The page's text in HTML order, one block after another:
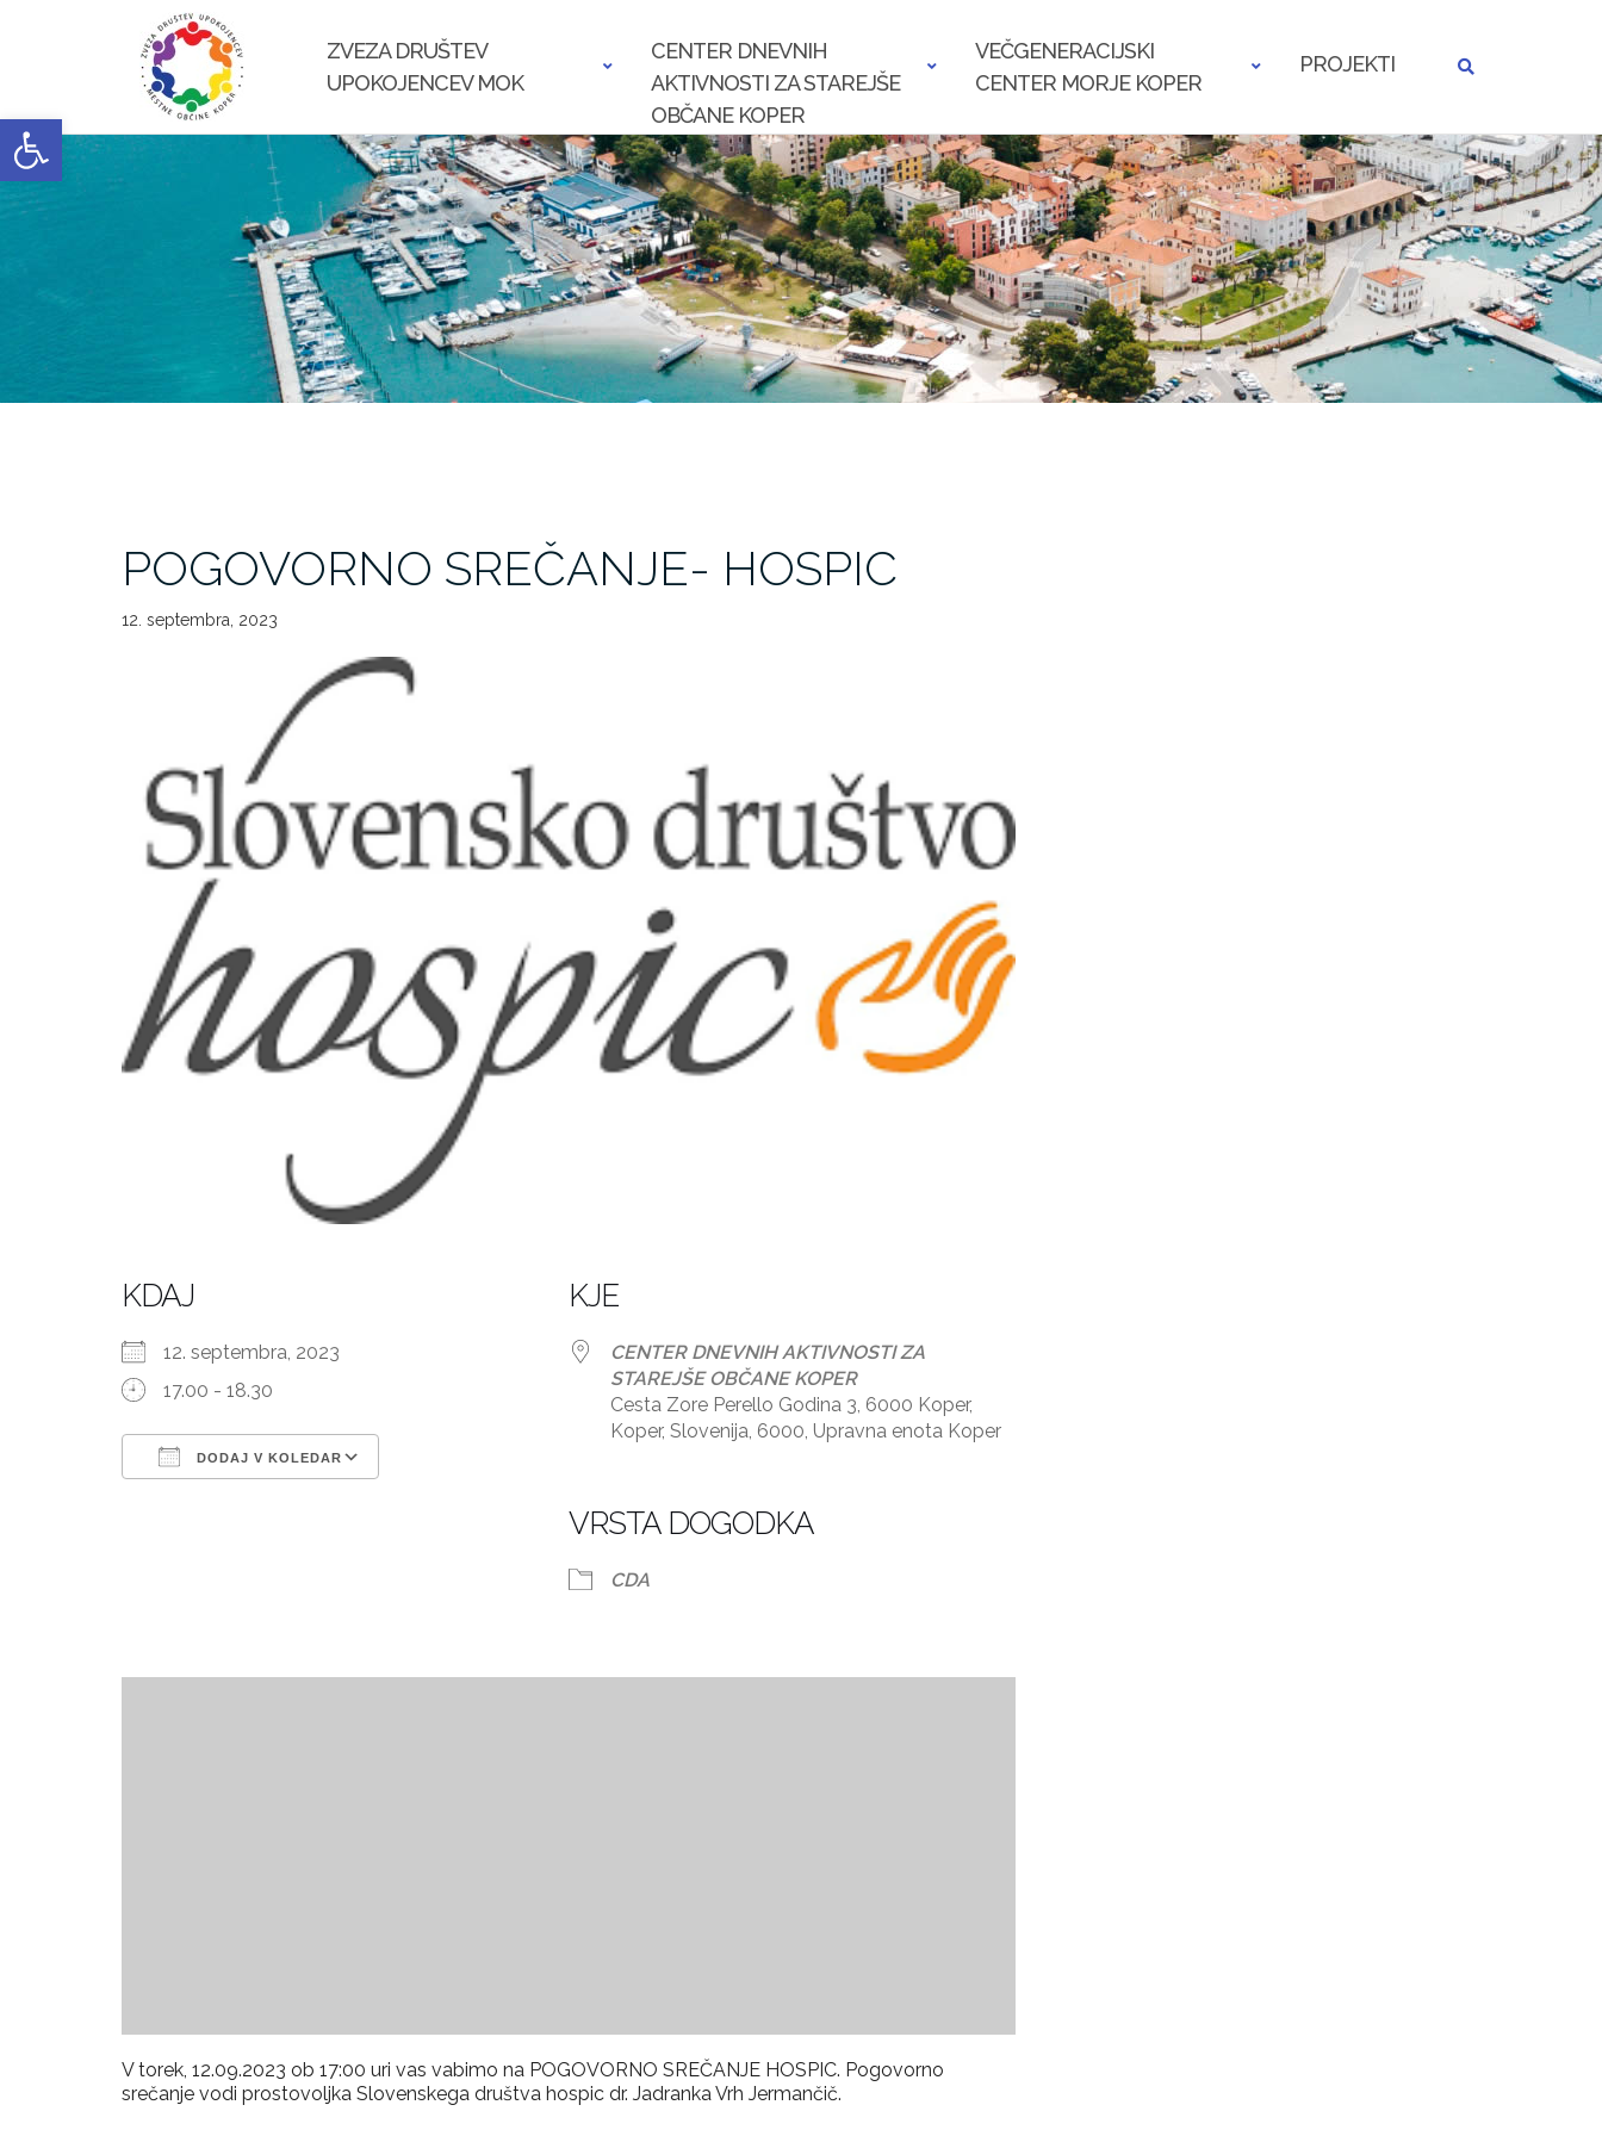
Open toolbar
ZVEZA DRUŠTEV
UPOKOJENCEV MOK
CENTER DNEVNIH
AKTIVNOSTI ZA STAREJŠE
OBČANE KOPER
VEČGENERACIJSKI
CENTER MORJE KOPER
PROJEKTI
POGOVORNO SREČANJE- HOSPIC
12. septembra, 2023
KDAJ
12. septembra, 2023
17.00 - 18.30
DODAJ V KOLEDAR
KJE
CENTER DNEVNIH AKTIVNOSTI ZA
STAREJŠE OBČANE KOPER
Cesta Zore Perello Godina 3, 6000 Koper,
Koper, Slovenija, 6000, Upravna enota Koper
VRSTA DOGODKA
CDA
V torek, 12.09.2023 ob 17:00 uri vas vabimo na POGOVORNO SREČANJE HOSPIC. Pogovorno
srečanje vodi prostovoljka Slovenskega društva hospic dr. Jadranka Vrh Jermančič.